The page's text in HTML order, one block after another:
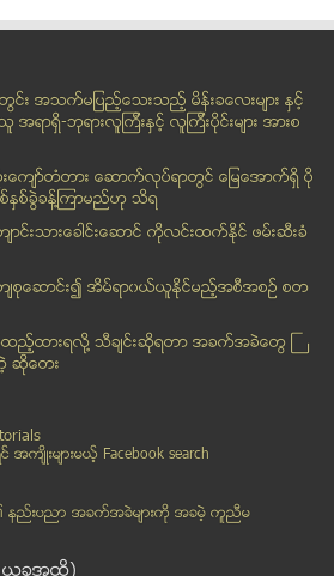
ထုတ္ မြန္းတည့္ေနသတင္းဂ်ာနယ္ အတဲြ...
The Hot News Journal PDF (V...
ထုတ္ ေမာ္နီတာသတင္းဂ်ာနယ္ အတြဲ(၂)...
ထုတ္ ျမန္မာ့အလင္းေန ့စဥ္ သတင္းစာ
တ္ ေၾကးမုံေန ့စဥ္ သတင္းစာ
တ္ စီးပြားေရးသတင္းဂ်ာနယ္ အတဲြ(...
င့္ ေရွာင္သင့္ေသာ အစားအစာမ်ား
က္ေသာ လွ်ပ္စစ္ သံလိုက္လိႈင္း...
မင္းေအာင္လိူင္ ေက်ာက္ေတာ္ႏွင...
းေပၚေရာက္ရွိဖို႔ တပ္မေတာ္က ကူည...
ေဒပုဒ္မ ျပင္သင့္၊ မသင့္ ႀကံ့ခိုင္...
ျဖစ္ေနေသာ ဗိုလ္မွူးခ်ဳပ္စိုးရ...
ြင္း အသက္မျပည့္ေသးသည့္ မိန္းခေလးမ်ား နွင့္
ရာရွိ-ဘုရားလူၾကီးနွင့္ လူၾကီးပိုင္းမ်ား အားစ
ခံုးေက်ာ္တံတား ေဆာက္လုပ္ရာတြင္ ေျမေအာက္ရွိ ပို
စ္ခြဲခန္႔ၾကာမည္ဟု သိရ
က်ာင္းသားေခါင္းေဆာင္ ကိုလင္းထက္ႏိုင္ ဖမ္းဆီးခံ
က်စုေဆာင္း၍ အိမ္ရာ၀ယ္ယူႏုိင္မည့္အစီအစဥ္ စတ
ည့္ထားရလုိ႔ သီခ်င္းဆုိရတာ အခက္အခဲေတြ ႀ
ဆုိေတး
င္ အက်ိဳးမ်ားမယ့္ Facebook search
း၏ နည္းပညာ အခက္အခဲမ်ားကုိ အခမဲ့ ကူညီမ